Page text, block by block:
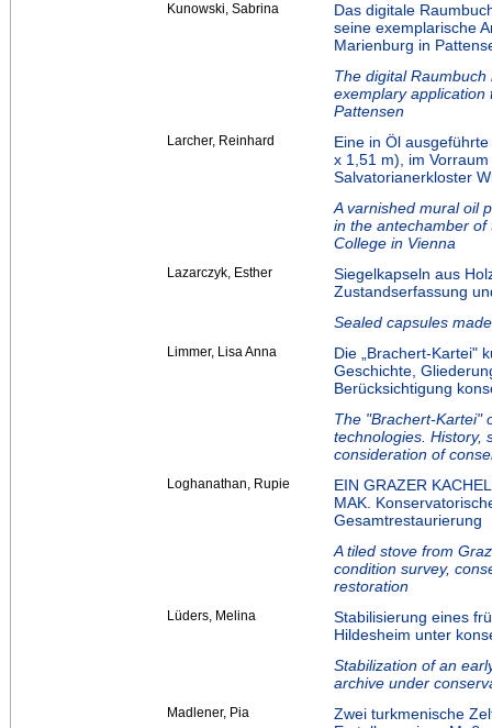
Kunowski, Sabrina
Das digitale
seine exemplarische
Marienburg in
The digital
exemplary
Pattensen
Larcher, Reinhard
Eine in Öl
x 1,51 m), im
Salvatorianerkloster
A varnished mural oil
in the antechamber
College in Vienna
Lazarczyk, Esther
Siegelkapseln aus
Zustandserfassung
Sealed capsules
Limmer, Lisa Anna
Die „Brachert-Kartei"
Geschichte,
Berücksichtigung
The "Brachert-Kartei"
technologies. History,
consideration of
Loghanathan, Rupie
EIN GRAZER
MAK.
Gesamtrestaurierung
A tiled stove from
condition survey,
restoration
Lüders, Melina
Stabilisierung eines
Hildesheim unter
Stabilization of an
archive under
Madlener, Pia
Zwei turkmenische